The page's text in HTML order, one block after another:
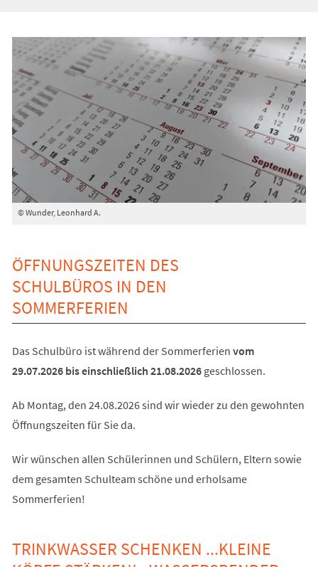
© Wunder, Leonhard A.
ÖFFNUNGSZEITEN DES
SCHULBÜROS IN DEN
SOMMERFERIEN
Das Schulbüro ist während der Sommerferien vom
29.07.2026 bis einschließlich 21.08.2026geschlossen.
Ab Montag, den 24.08.2026sind wir wieder zu den gewohnten
Öffnungszeiten für Sie da.
Wir wünschen allen Schülerinnen und Schülern, Eltern sowie
dem gesamten Schulteam schöne und erholsame
Sommerferien!
TRINKWASSER SCHENKEN ...KLEINE